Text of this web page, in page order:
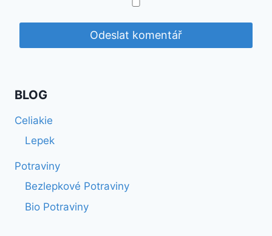
BLOG
Celiakie
Lepek
Potraviny
Bezlepkové Potraviny
Bio Potraviny